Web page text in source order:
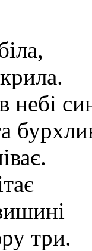
небі
три.